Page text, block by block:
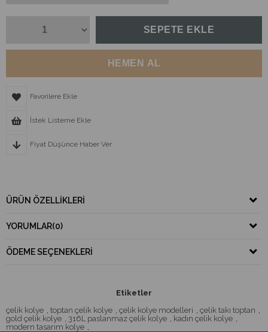
Favorilere Ekle
İstek Listeme Ekle
Fiyat Düşünce Haber Ver
ÜRÜN ÖZELLIKLERI
YORUMLAR(0)
ÖDEME SEÇENEKLERI
Etiketler
çelik kolye
toptan çelik kolye çelik kolye modelleri çelik takı toptan
gold çelik kolye
316L paslanmaz çelik kolye kadın çelik kolye
modern tasarım kolye